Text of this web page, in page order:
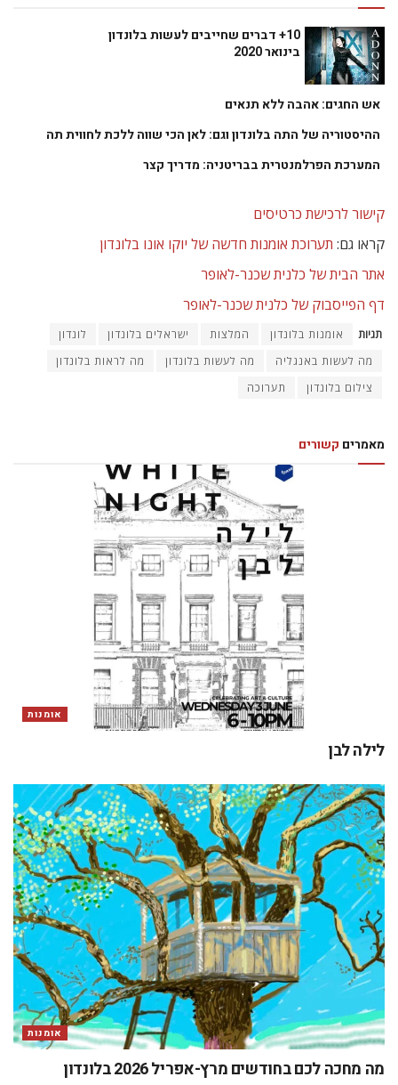
10+ דברים שחייבים לעשות בלונדון
בינואר 2020
אש החגים: אהבה ללא תנאים
ההיסטוריה של התה בלונדון וגם: לאן הכי שווה ללכת לחווית תה
המערכת הפרלמנטרית בבריטניה: מדריך קצר
קישור לרכישת כרטיסים
קראו גם: תערוכת אומנות חדשה של יוקו אונו בלונדון
אתר הבית של כלנית שכנר-לאופר
דף הפייסבוק של כלנית שכנר-לאופר
תגיות אומנות בלונדון המלצות ישראלים בלונדון
לונדון
מה לעשות באנגליה
מה לעשות בלונדון
מה לראות בלונדון
צילום בלונדון
תערוכה
מאמרים קשורים
אומנות
לילה לבן
אומנות
מה מחכה לכם בחודשים מרץ-אפריל 2026 בלונדון